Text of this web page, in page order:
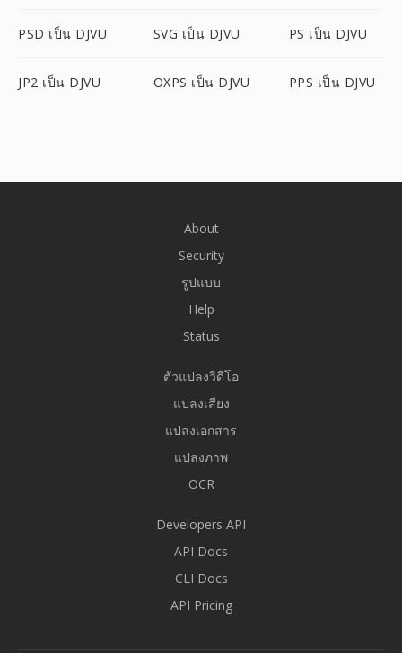
PSD เป็น DJVU SVG เป็น DJVU PS เป็น DJVU
JP2 เป็น DJVU OXPS เป็น DJVU PPS เป็น DJVU
About
Security
รูปแบบ
Help
Status
ตัวแปลงวิดีโอ
แปลงเสียง
แปลงเอกสาร
แปลงภาพ
OCR
Developers API
API Docs
CLI Docs
API Pricing